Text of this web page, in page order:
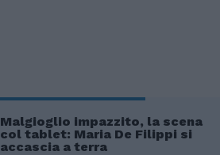
Malgioglio impazzito, la scena
col tablet: Maria De Filippi si
accascia a terra